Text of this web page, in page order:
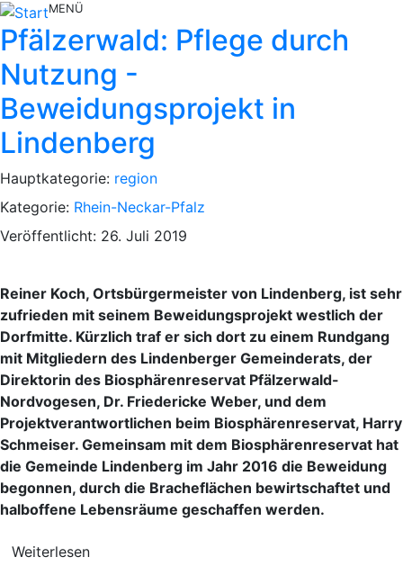
MENÜ
Pfälzerwald: Pflege durch
Nutzung -
Beweidungsprojekt in
Lindenberg
Hauptkategorie: region
Kategorie: Rhein-Neckar-Pfalz
Veröffentlicht: 26. Juli 2019
Reiner Koch, Ortsbürgermeister von Lindenberg, ist sehr
zufrieden mit seinem Beweidungsprojekt westlich der
Dorfmitte. Kürzlich traf er sich dort zu einem Rundgang
mit Mitgliedern des Lindenberger Gemeinderats, der
Direktorin des Biosphärenreservat Pfälzerwald-
Nordvogesen, Dr. Friedericke Weber, und dem
Projektverantwortlichen beim Biosphärenreservat, Harry
Schmeiser. Gemeinsam mit dem Biosphärenreservat hat
die Gemeinde Lindenberg im Jahr 2016 die Beweidung
begonnen, durch die Bracheflächen bewirtschaftet und
halboffene Lebensräume geschaffen werden.
Weiterlesen